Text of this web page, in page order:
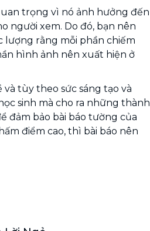
trọng vì nó ảnh hưởng đến
người xem. Do đó, bạn nên
lượng rằng mỗi phần chiếm
hình ảnh nên xuất hiện ở
tùy theo sức sáng tạo và
sinh mà cho ra những thành
đảm bảo bài báo tường của
điểm cao, thì bài báo nên